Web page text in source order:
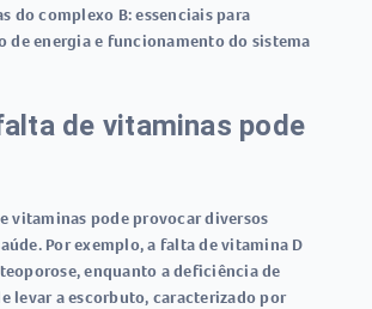
do complexo B:essenciais para
de energia e funcionamento do sistema
de vitaminas pode
vitaminas pode provocar diversos
Por exemplo, a falta de vitamina D
enquanto a deficiência de
levar a escorbuto, caracterizado por